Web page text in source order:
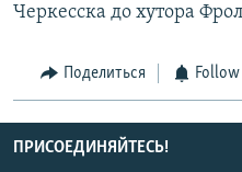
Черкесска до хутора
Поделиться
ПРИСОЕДИНЯЙТЕСЬ!